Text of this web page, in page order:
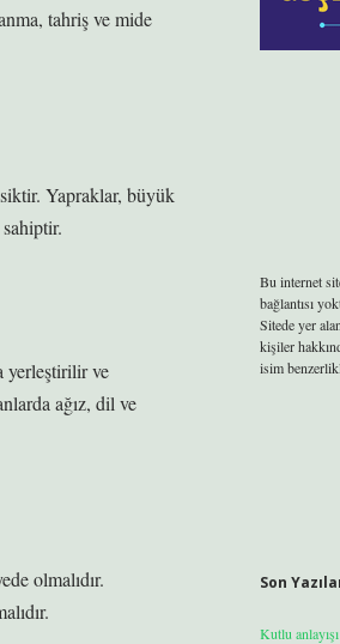
tahriş ve mide
Yapraklar, büyük
yerleştirilir ve
ağız, dil ve
olmalıdır.
Bu internet
bağlantısı
Sitede yer
kişiler
isim
Son
Kutlu